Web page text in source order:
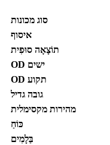
סוג מכונות
איסוף
תוֹצָאָה סוּפִית
OD ישים
OD תקוע
גובה גדיל
מהירות מקסימלית
כּוֹחַ
בַּלָמִים